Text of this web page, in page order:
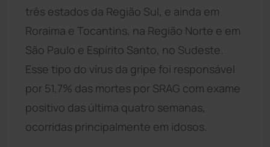
três estados da Região Sul, e ainda em
Roraima e Tocantins, na Região Norte e em
São Paulo e Espírito Santo, no Sudeste.
Esse tipo do vírus da gripe foi responsável
por 51,7% das mortes por SRAG com exame
positivo das última quatro semanas,
ocorridas principalmente em idosos.